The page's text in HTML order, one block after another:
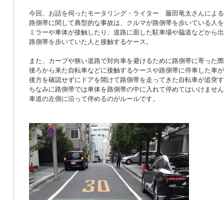
今回、お話を伺ったモータリング・ライター 藤田竜太さんによ
路側帯に関して典型的な事故は、クルマが路側帯を歩いている人
ミラーや車体が接触したり、道路に面した駐車場や脇道などから
路側帯を歩いていた人と接触するケース。
また、カーブや狭い道路で対向車を避けるために路側帯に寄った
後ろから来た自転車などに接触するケースや路側帯に停車した車
後方を確認せずにドアを開けて路側帯を走ってきた自転車が追突
ちなみに路側帯では車体を路側帯の中に入れて停めてはいけませ
車道の左側に沿って停めるのがルールです。